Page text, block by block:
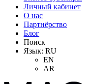
Личный кабинет
О нас
Партнёрство
Блог
Поиск
Язык: RU
EN
AR